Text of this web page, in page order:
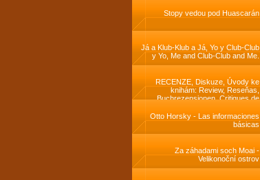
Stopy vedou pod Huascarán
Já a Klub-Klub a Já, Yo y Club-Club
y Yo, Me and Club-Club and Me.
RECENZE, Diskuze, Úvody ke
knihám: Review, Reseňas,
Buchrezensionen, Critiques de
Otto Horsky - Las informaciones
básicas
Za záhadami soch Moai -
Velikonoční ostrov